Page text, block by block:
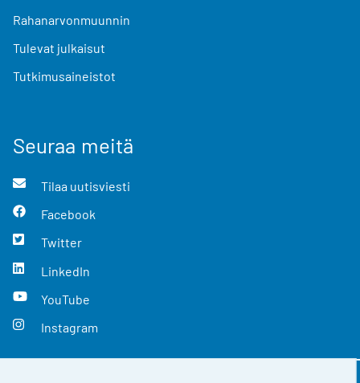
Rahanarvonmuunnin
Tulevat julkaisut
Tutkimusaineistot
Seuraa meitä
Tilaa uutisviesti
Facebook
Twitter
LinkedIn
YouTube
Instagram